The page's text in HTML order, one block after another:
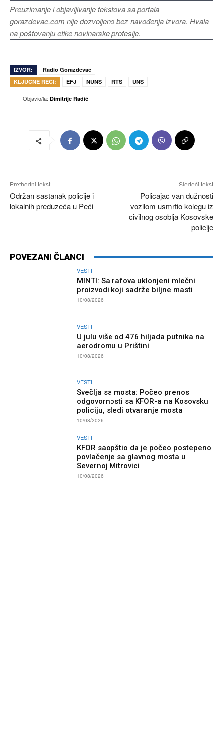
Preuzimanje i objavljivanje tekstova sa portala
gorazdevac.com nije dozvoljeno bez navođenja izvora. Hvala
na poštovanju etike novinarske profesije.
IZVOR:
Radio Goraždevac
KLJUČNE REČI:
EFJ NUNS RTS UNS
Objavio/la: Dimitrije Radić
Prethodni tekst
Održan sastanak policije i
lokalnih preduzeća u Peći
Sledeći tekst
Policajac van dužnosti
vozilom usmrtio kolegu iz
civilnog osoblja Kosovske
policije
POVEZANI ČLANCI
VESTI
MINTI: Sa rafova uklonjeni mlečni
proizvodi koji sadrže biljne masti
10/08/2026
VESTI
U julu više od 476 hiljada putnika na
aerodromu u Prištini
10/08/2026
VESTI
Svečlja sa mosta: Počeo prenos
odgovornosti sa KFOR-a na Kosovsku
policiju, sledi otvaranje mosta
10/08/2026
VESTI
KFOR saopštio da je počeo postepeno
povlačenje sa glavnog mosta u
Severnoj Mitrovici
10/08/2026